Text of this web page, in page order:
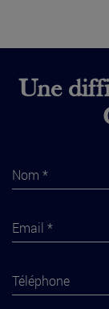
Une